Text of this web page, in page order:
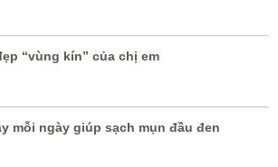
“vùng kín” của chị em
mỗi ngày giúp sạch mụn đầu đen